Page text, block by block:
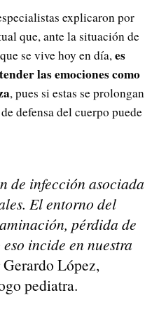
explicaron por
que, ante la situación de
que se vive hoy en día,es
las emociones como
, pues si estas se prolongan
defensa del cuerpo puede
de infección asociada
El entorno del
pérdida de
incide en nuestra
López,
pediatra.